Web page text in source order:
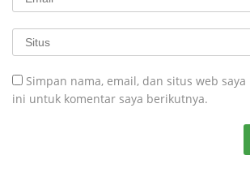
Simpan nama, email, dan situs web
ini untuk komentar saya berikutnya.